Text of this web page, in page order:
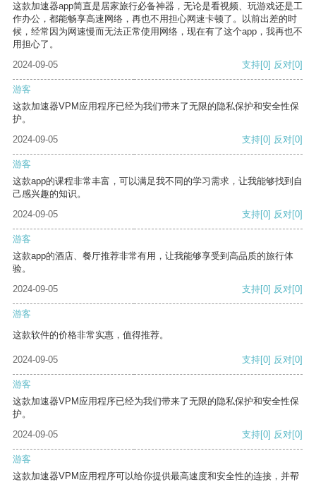
这款加速器app简直是居家旅行必备神器，无论是看视频、玩游戏还是工
作办公，都能畅享高速网络，再也不用担心网速卡顿了。以前出差的时
候，经常因为网速慢而无法正常使用网络，现在有了这个app，我再也不
用担心了。
2024-09-05
支持[0] 反对[0]
游客
这款加速器VPM应用程序已经为我们带来了无限的隐私保护和安全性保
护。
2024-09-05
支持[0] 反对[0]
游客
这款app的课程非常丰富，可以满足我不同的学习需求，让我能够找到自
己感兴趣的知识。
2024-09-05
支持[0] 反对[0]
游客
这款app的酒店、餐厅推荐非常有用，让我能够享受到高品质的旅行体
验。
2024-09-05
支持[0] 反对[0]
游客
这款软件的价格非常实惠，值得推荐。
2024-09-05 支持[0] 反对[0]
游客
这款加速器VPM应用程序已经为我们带来了无限的隐私保护和安全性保
护。
2024-09-05
支持[0] 反对[0]
游客
这款加速器VPM应用程序可以给你提供最高速度和安全性的连接，并帮